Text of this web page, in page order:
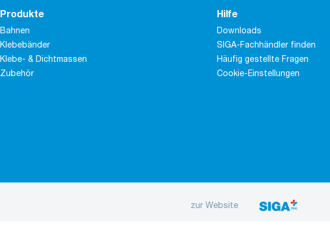
Produkte
Bahnen
Klebebänder
Klebe- & Dichtmassen
Zubehör
Hilfe
Downloads
SIGA-Fachhändler finden
Häufig gestellte Fragen
Cookie-Einstellungen
zur Website